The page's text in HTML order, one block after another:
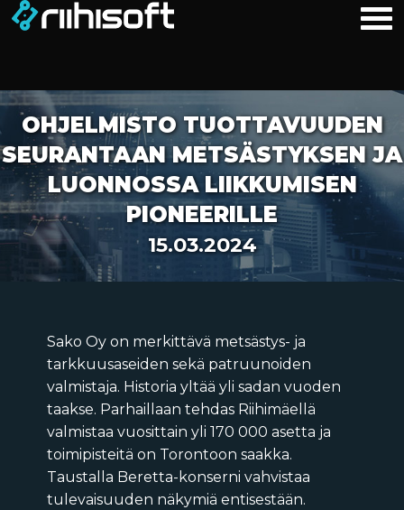
OHJELMISTO TUOTTAVUUDEN
SEURANTAAN METSÄSTYKSEN JA
LUONNOSSA LIIKKUMISEN
PIONEERILLE
15.03.2024
Sako Oy on merkittävä metsästys- ja
tarkkuusaseiden sekä patruunoiden
valmistaja. Historia yltää yli sadan vuoden
taakse. Parhaillaan tehdas Riihimäellä
valmistaa vuosittain yli 170 000 asetta ja
toimipisteitä on Torontoon saakka.
Taustalla Beretta-konserni vahvistaa
tulevaisuuden näkymiä entisestään.